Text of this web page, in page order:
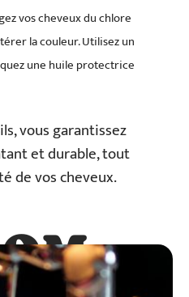
vos cheveux du chlore
la couleur. Utilisez un
une huile protectrice
vous garantissez
et durable, tout
de vos cheveux.